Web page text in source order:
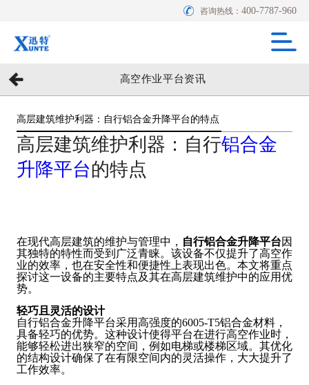
咨询热线：400-7787-960
高空作业平台资讯
高层建筑维护利器：自行铝合金升降平台的特点
高层建筑维护利器：自行铝合金
升降平台的特点
在现代高层建筑的维护与管理中， 自行铝合金升降平台因
其独特的特性而受到广泛青睐。该设备不仅提升了高空作
业的效率，也在安全性和便捷性上表现出色。本文将重点
探讨这一设备的主要特点及其在高层建筑维护中的应用优
势。
轻巧且灵活的设计
自行铝合金升降平台采用高强度的6005-T5铝合金材料，
具备轻巧的优势。这种设计使得平台在进行高空作业时，
能够轻松进出狭窄的空间，例如电梯或楼梯区域。其优化
的结构设计确保了在有限空间内的灵活操作，大大提升了
工作效率。